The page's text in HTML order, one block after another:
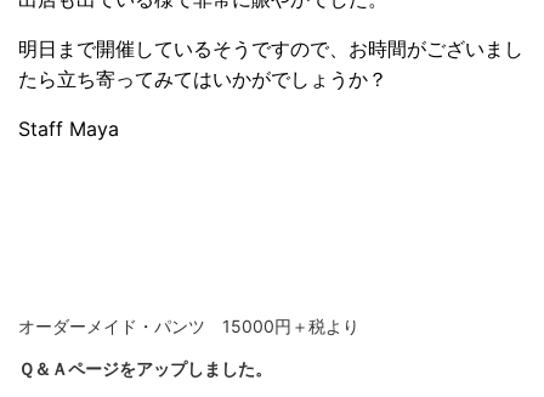
明日まで開催しているそうですので、お時間がございまし
たら立ち寄ってみてはいかがでしょうか？
Staff Maya
オーダーメイド・パンツ 15000円＋税より
Ｑ＆Ａページをアップしました。